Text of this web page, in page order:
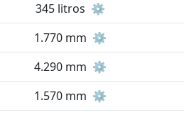
345 litros ⚙️
1.770 mm ⚙️
4.290 mm ⚙️
1.570 mm ⚙️